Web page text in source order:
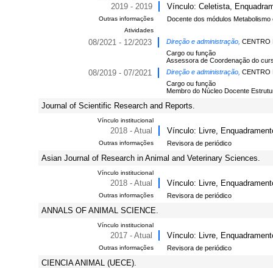
2019 - 2019 Vínculo: Celetista,
Outras informações Docente dos módulos
Atividades
08/2021 - 12/2023 Direção e administração, CENTRO
Cargo ou função
Assessora de Coordenação do
08/2019 - 07/2021 Direção e administração, CENTRO
Cargo ou função
Membro do Núcleo Docente
Journal of Scientific Research and Reports.
Vínculo institucional
2018 - Atual Vínculo: Livre,
Outras informações Revisora de periódico
Asian Journal of Research in Animal and Veterinary Sciences.
Vínculo institucional
2018 - Atual Vínculo: Livre,
Outras informações Revisora de periódico
ANNALS OF ANIMAL SCIENCE.
Vínculo institucional
2017 - Atual Vínculo: Livre,
Outras informações Revisora de periódico
CIENCIA ANIMAL (UECE).